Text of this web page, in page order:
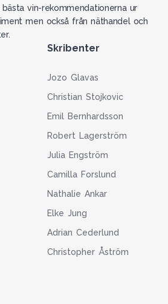
vin-rekommendationerna ur
men också från näthandel och
Skribenter
Jozo Glavas
Christian Stojkovic
Emil Bernhardsson
Robert Lagerström
Julia Engström
Camilla Forslund
Nathalie Ankar
Elke Jung
Adrian Cederlund
Christopher Åström